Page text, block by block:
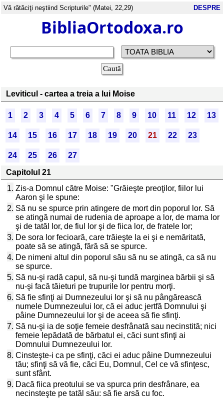
Vă rătăciţi neştiind Scripturile" (Matei, 22,29) DESPRE
BibliaOrtodoxa.ro
Leviticul - cartea a treia a lui Moise
1 2 3 4 5 6 7 8 9 10 11 12 13
14 15 16 17 18 19 20 21 22 23
24 25 26
27
Capitolul 21
1. Zis-a Domnul către Moise: "Grăieşte preoţilor, fiilor lui
Aaron şi le spune:
2. Să nu se spurce prin atingere de mort din poporul lor. Să
se atingă numai de rudenia de aproape a lor, de mama lor
şi de tatăl lor, de fiul lor şi de fiica lor, de fratele lor;
3. De sora lor fecioară, care trăieşte la ei şi e nemăritată,
poate să se atingă, fără să se spurce.
4. De nimeni altul din poporul său să nu se atingă, ca să nu
se spurce.
5. Să nu-şi radă capul, să nu-şi tundă marginea bărbii şi să
nu-şi facă tăieturi pe trupurile lor pentru morţi.
6. Să fie sfinţi ai Dumnezeului lor şi să nu pângărească
numele Dumnezeului lor, că ei aduc jertfă Domnului şi
pâine Dumnezeului lor şi de aceea să fie sfinţi.
7. Să nu-şi ia de soţie femeie desfrânată sau necinstită; nici
femeie lepădată de bărbatul ei, căci sunt sfinţi ai
Domnului Dumnezeului lor.
8. Cinsteşte-i ca pe sfinţi, căci ei aduc pâine Dumnezeului
tău; sfinţi să vă fie, căci Eu, Domnul, Cel ce vă sfinţesc,
sunt sfânt.
9. Dacă fiica preotului se va spurca prin desfrânare, ea
necinsteşte pe tatăl său: să fie arsă cu foc.